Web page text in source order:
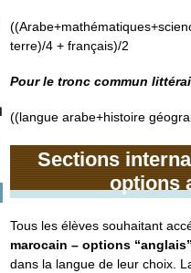
terre)/4 + français)/2
Pour le tronc commun
((langue arabe+histoire
Sections
options
Tous les élèves souhaitant
marocain – options
dans la langue de leur choix.